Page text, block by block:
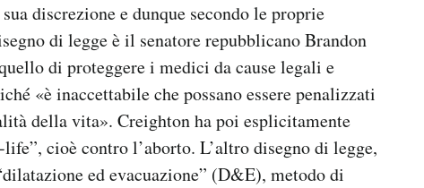
discrezione e dunque secondo le proprie
di legge è il senatore repubblicano Brandon
di proteggere i medici da cause legali e
«è inaccettabile che possano essere penalizzati
della vita». Creighton ha poi esplicitamente
cioè contro l’aborto. L’altro disegno di legge,
ed evacuazione” (D&E), metodo di